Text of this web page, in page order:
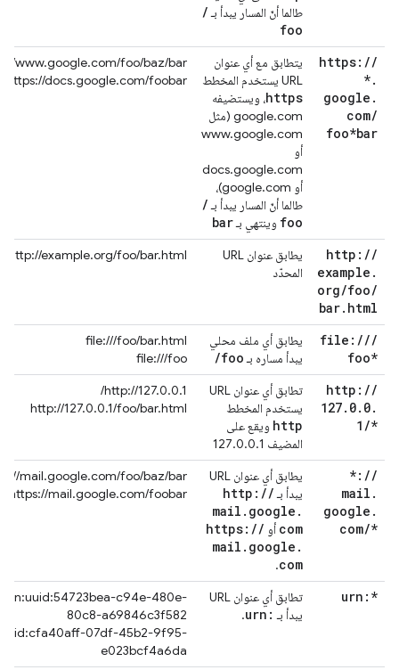
طالما أنّ المسار يبدأ بـ/
foo
https: //
*.
google .
com/
foo*bar
يتطابق مع أي عنوان
URL يستخدم المخطط
https، ويستضيفه
google.com (مثل
www.google.com
أو
docs.google.com
أو google.com)،
طالما أنّ المسار يبدأ بـ/
foo وينتهي بـbar
www.google.com/foo/baz/bar
https://docs.google.com/foobar
http: //
example .
org/foo/
bar. html
يطابق عنوان URL
المحدّد
http://example.org/foo/bar.html
file: ///
foo*
يطابق أي ملف محلي
يبدأ مساره بـ
/foo
file:///foo/bar.html
file:///foo
http: //
127. 0. 0.
1 /*
تطابق أي عنوان URL
يستخدم المخطط
http ويقع على
المضيف 127.0.0.1
http://127.0.0.1/
http://127.0.0.1/foo/bar.html
*: //
mail .
google .
com/*
يطابق أي عنوان URL
يبدأ بـ
http: //
mail . google .
com أو https: //
mail . google .
com
.
mail.google.com/foo/baz/bar
https://mail.google.com/foobar
urn:*
تطابق أي عنوان URL
يبدأ بـ urn:
.
urn:uuid:54723bea-c94e-480e-
80c8-a69846c3f582
07df-45b2-9f95-
e023bcf4a6da